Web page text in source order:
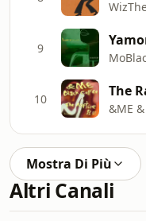
9
10 The
&ME
Mostra Di Più
Altri Canali